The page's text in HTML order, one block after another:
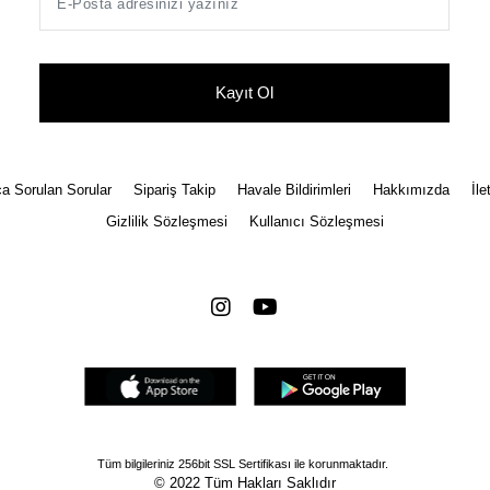
Kayıt Ol
Sorulan Sorular Sipariş Takip Havale Bildirimleri Hakkımızda
Gizlilik Sözleşmesi
Kullanıcı Sözleşmesi
Tüm bilgileriniz 256bit SSL Sertifikası ile korunmaktadır.
© 2022 Tüm Hakları Saklıdır